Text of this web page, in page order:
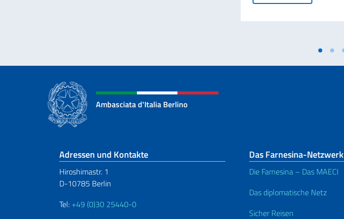
Ambasciata d'Italia Berlino
Fußbereich
Adressen und Kontakte
Hiroshimastr. 1
D-10785 Berlin
Tel: +49 (0)30 25440-0
Das Farnesina-Netzwerk
Die Farnesina – Das MAECI
Das diplomatische Netz
Sicher Reisen